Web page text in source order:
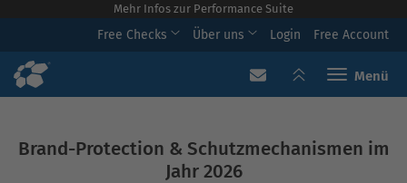
Mehr Infos zur Performance Suite
Free Checks Über uns Login Free Account
Toggle
Brand-Protection & Schutzmechanismen im
Jahr 2026